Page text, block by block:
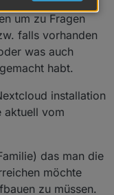
um zu Fragen
falls vorhanden
was auch
habt.
installation
aktuell vom
das man die
möchte
zu müssen.